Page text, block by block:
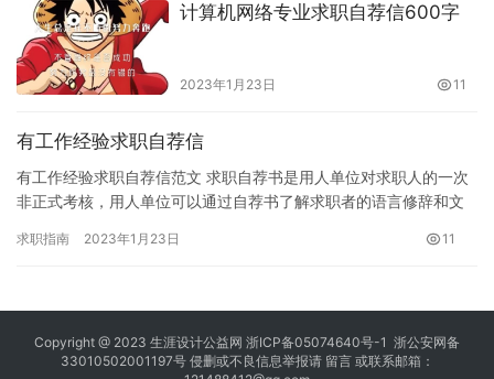
计算机网络专业求职自荐信600字
2023年1月23日 11
有工作经验求职自荐信
有工作经验求职自荐信范文 求职自荐书是用人单位对求职人的一次
非正式考核，用人单位可以通过自荐书了解求职者的语言修辞和文
关键…
求职指南 2023年1月23日 11
Copyright @ 2023 生涯设计公益网 浙ICP备05074640号-1 浙公安网备
33010502001197号 侵删或不良信息举报请 留言或联系邮箱：